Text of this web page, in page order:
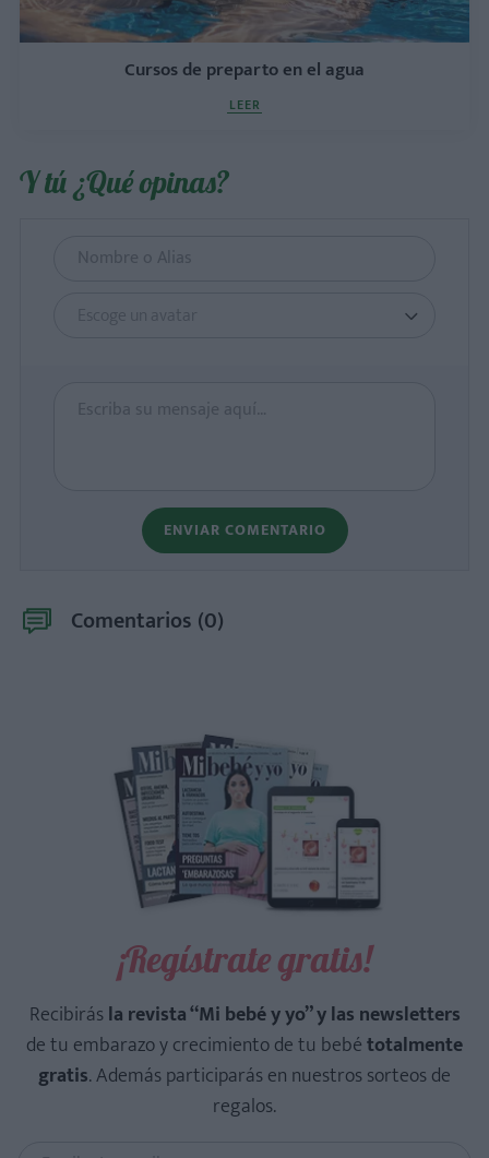
Cursos de preparto en el agua
LEER
Y tú ¿Qué opinas?
Escoge un avatar
ENVIAR COMENTARIO
Comentarios (0)
¡Regístrate gratis!
Recibirásla revista “Mi bebé y yo” y las newsletters
de tu embarazo y crecimiento de tu bebétotalmente
gratis. Además participarás en nuestros sorteos de
regalos.